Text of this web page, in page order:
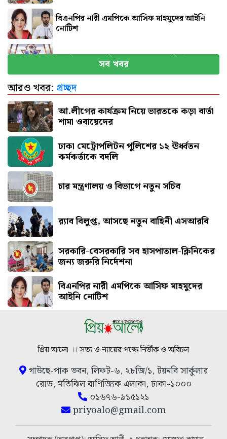
বিএনপির নারী এমপিকে আসিফ মাহমুদের আইনি
নোটিশ
সব বিমানবন্দরে নিরাপত্তা জোরদারের নির্দেশ
এসএসসি পরীক্ষার ফল প্রকাশের তারিখ ঘোষণা
সব খবর
আরও খবর: প্রচ্ছদ
আ.লীগের কার্যক্রম নিয়ে ভারতকে কড়া বার্তা
শামা ওবায়েদের
ঢাকা মেট্রোপলিটন পুলিশের ১২ ঊর্ধ্বতন
কর্মকর্তাকে বদলি
চার মন্ত্রণালয় ও বিভাগে নতুন সচিব
র‍্যাব বিলুপ্ত, আসছে নতুন বাহিনী এসআরবি
সরকারি-বেসরকারি সব হাসপাতাল-ক্লিনিকের
জন্য জরুরি নির্দেশনা
বিএনপির নারী এমপিকে আসিফ মাহমুদের
আইনি নোটিশ
প্রিয় আলো ।। সত্য ও ন্যায়ের পক্ষে নির্ভীক ও অবিচল
গাউছে-পাক ভবন, লিফট-৬, ২৮জি/১, টয়নবি সার্কুলার
রোড, মতিঝিল বাণিজ্যিক এলাকা, ঢাকা-১০০০
০১৬৭৬-৯১৫১২১
priyoalo@gmail.com